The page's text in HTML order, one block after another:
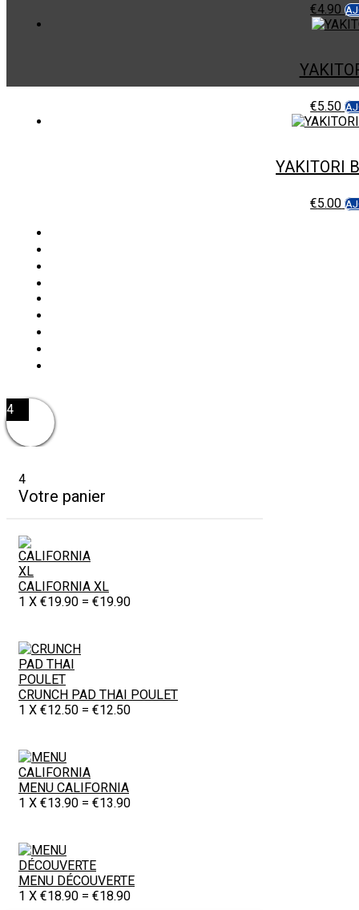
€4.90
€5.50
YAKITORI
€5.00
4
4
Votre panier
CALIFORNIA XL
1 X €19.90 = €19.90
CRUNCH PAD THAI POULET
1 X €12.50 = €12.50
MENU CALIFORNIA
1 X €13.90 = €13.90
MENU DÉCOUVERTE
1 X €18.90 = €18.90